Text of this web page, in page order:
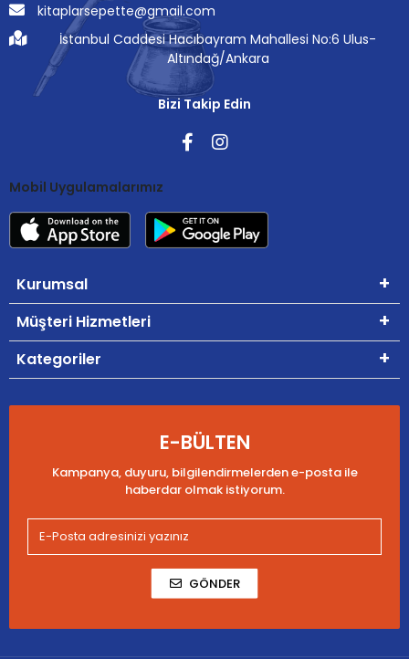
kitaplarsepette@gmail.com
İstanbul Caddesi Hacıbayram Mahallesi No:6 Ulus-
Altındağ/Ankara
Bizi Takip Edin
Mobil Uygulamalarımız
Kurumsal
Müşteri Hizmetleri
Kategoriler
E-BÜLTEN
Kampanya, duyuru, bilgilendirmelerden e-posta ile
haberdar olmak istiyorum.
GÖNDER